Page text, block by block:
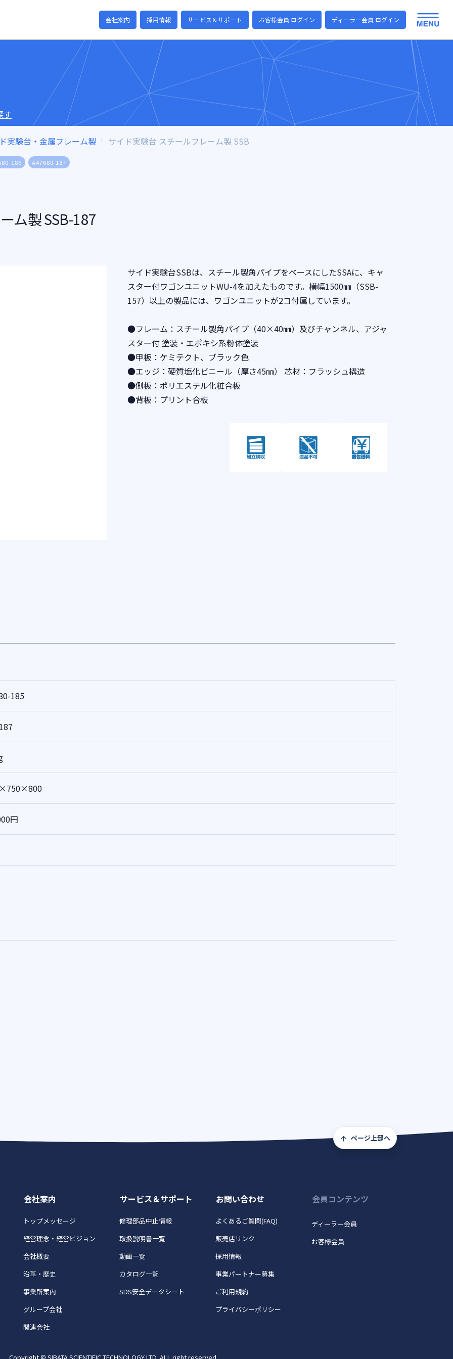
会社案内 採用情報 サービス＆サポート お客様会員 ログイン ディーラー会員 ログイン
す
実験台・金属フレーム製 サイド実験台 スチールフレーム製 SSB
186 A47680-187
ム製 SSB-187
サイド実験台SSBは、スチール製角パイプをベースにしたSSAに、キャ
スター付ワゴンユニットWU-4を加えたものです。横幅1500㎜（SSB-
157）以上の製品には、ワゴンユニットが2コ付属しています。
●フレーム：スチール製角パイプ（40×40㎜）及びチャンネル、アジャ
スター付 塗装・エポキシ系粉体塗装
●甲板：ケミテクト、ブラック色
●エッジ：硬質塩化ビニール（厚さ45㎜） 芯材：フラッシュ構造
●側板：ポリエステル化粧合板
●背板：プリント合板
185
円
ページ上部へ
会社案内
トップメッセージ
経営理念・経営ビジョン
会社概要
沿革・歴史
事業所案内
グループ会社
関連会社
サービス＆サポート
修理部品中止情報
取扱説明書一覧
動画一覧
カタログ一覧
SDS安全データシート
お問い合わせ
よくあるご質問(FAQ)
販売店リンク
採用情報
事業パートナー募集
ご利用規約
プライバシーポリシー
会員コンテンツ
ディーラー会員
お客様会員